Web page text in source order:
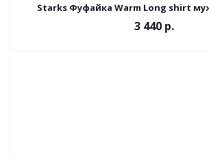
Starks Фуфайка Warm Long shirt
3 440 р.